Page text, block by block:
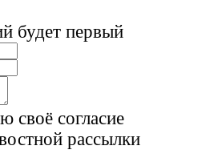
будет первый
своё согласие
рассылки